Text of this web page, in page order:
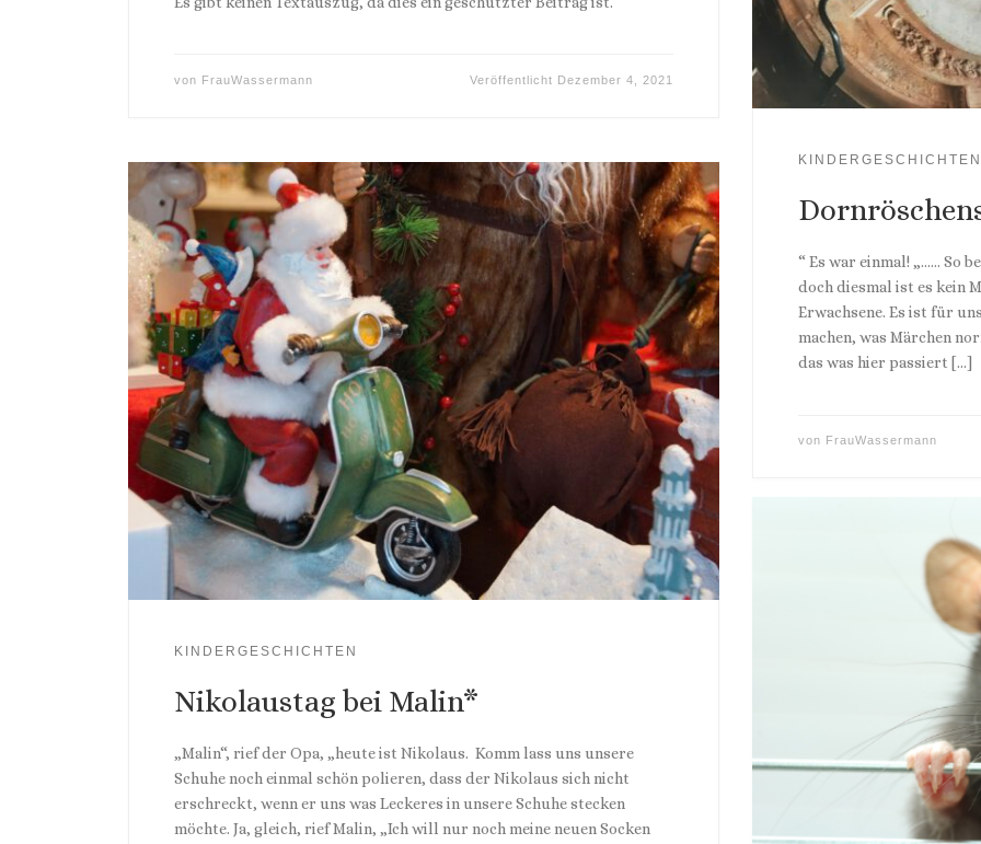
von FrauWassermann Veröffentlicht Dezember 4, 2021
KINDERGESCHICHTEN
“ Es war einmal! „…… So
doch diesmal ist es kein
Erwachsene. Es ist für
machen, was Märchen
das was hier passiert […]
von FrauWassermann
KINDERGESCHICHTEN
Nikolaustag bei Malin*
„Malin“, rief der Opa, „heute ist Nikolaus. Komm lass uns unsere
Schuhe noch einmal schön polieren, dass der Nikolaus sich nicht
erschreckt, wenn er uns was Leckeres in unsere Schuhe stecken
möchte. Ja, gleich, rief Malin, „Ich will nur noch meine neuen Socken